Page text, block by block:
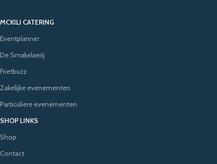
MCKILI CATERING
Eventplanner
De Smakelaerij
Frietbuzz
Zakelijke evenementen
Particuliere evenementen
SHOP LINKS
Shop
Contact